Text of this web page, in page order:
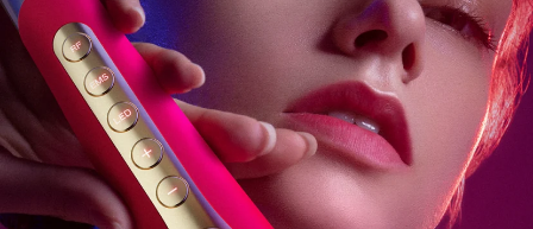
I miei dispositivi
I miei ordini
I miei indirizzi
I miei abbonamenti
FAQ™ Pure Beauty-Tech Elixir
issa™ Teeth Whitening Set
English Deutsch
Español
Français
Italiano
Português
Polski
Svenska
Русский
Türkçe
简体中文 繁體中文